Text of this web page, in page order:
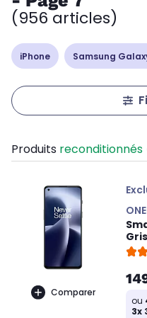
(956 articles)
iPhone Samsung
Produits reconditionnés
Comparer
ou
3x